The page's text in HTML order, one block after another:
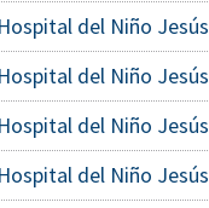
del Niño Jesús
del Niño Jesús
del Niño Jesús
del Niño Jesús